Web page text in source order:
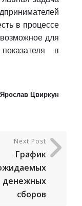
в процессе
для
в
Цвиркун
Next Post
График
денежных
сборов